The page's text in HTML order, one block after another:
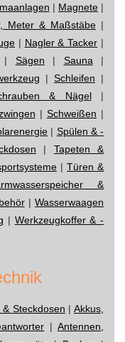
| Magnete|
Meter & Maßstäbe |
| Nagler & Tacker |
Sägen | Sauna |
| Schleifen |
& Nägel|
| Schweißen |
| Spülen & -
| Tapeten &
| Türen &
&
|Wasserwaagen
| Werkzeugkoffer & -
Steckdosen |Akkus,
|Antennen,